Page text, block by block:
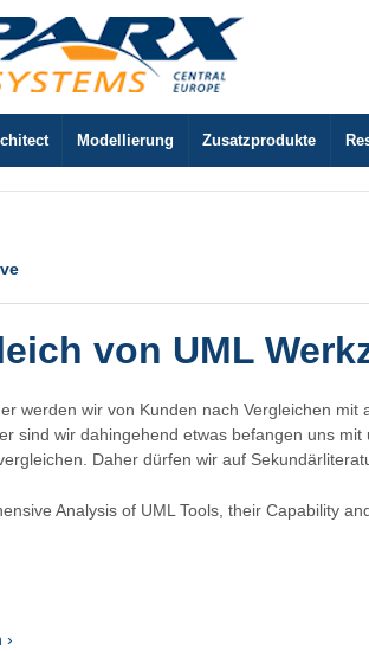
Modellierung Zusatzprodukte
von UML
werden wir von Kunden nach Vergleichen mit
sind wir dahingehend etwas befangen uns
Daher dürfen wir auf
Analysis of UML Tools, their Capability
›